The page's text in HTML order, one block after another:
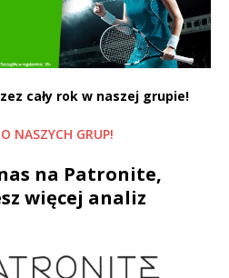
cały rok w naszej grupie!
NASZYCH GRUP!
na Patronite,
więcej analiz